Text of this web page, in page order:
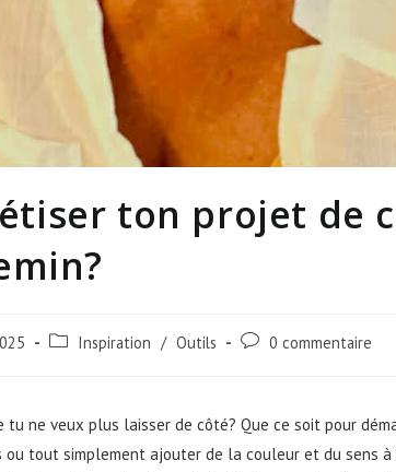
ton projet de
Inspiration / Outils 0 commentaire
tu ne veux plus laisser de côté? Que ce soit pour
ou tout simplement ajouter de la couleur et du sens